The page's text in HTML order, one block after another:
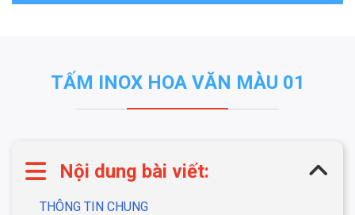
TẤM INOX HOA VĂN MÀU 01
Nội dung bài viết:
THÔNG TIN CHUNG